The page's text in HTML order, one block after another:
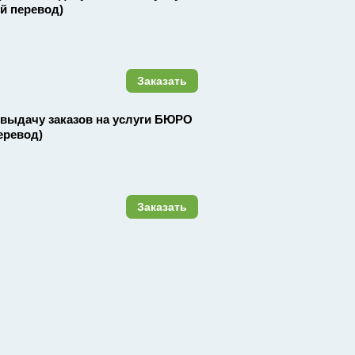
перевод)
Заказать
заказов на услуги БЮРО
Заказать